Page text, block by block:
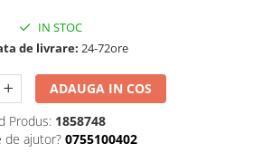
IN STOC
de livrare: 24-72ore
ADAUGA IN COS
Produs: 1858748
de ajutor? 0755100402